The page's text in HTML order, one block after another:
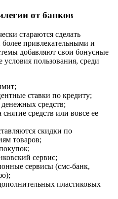
от банков
стараются сделать
привлекательными и
добавляют свои бонусные
пользования, среди
ставки по кредиту;
средств;
средств или вовсе ее
скидки по
товаров;
сервис;
сервисы (смс-банк,
пластиковых